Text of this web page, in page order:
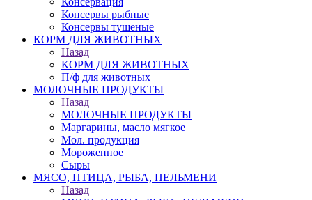
Консервы рыбные
Консервы тушеные
КОРМ ДЛЯ ЖИВОТНЫХ
Назад
КОРМ ДЛЯ ЖИВОТНЫХ
П/ф для животных
МОЛОЧНЫЕ ПРОДУКТЫ
Назад
МОЛОЧНЫЕ ПРОДУКТЫ
Маргарины, масло мягкое
Мол. продукция
Мороженное
Сыры
МЯСО, ПТИЦА, РЫБА, ПЕЛЬМЕНИ
Назад